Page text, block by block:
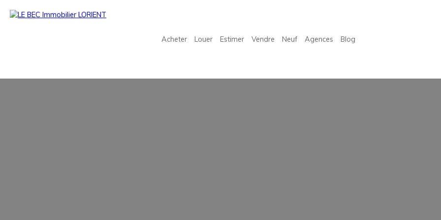
Acheter Louer Estimer Vendre Neuf Agences Blog